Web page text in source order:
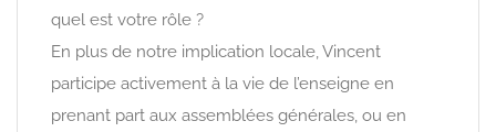
quel est votre rôle ?
En plus de notre implication locale, Vincent
participe activement à la vie de l’enseigne en
prenant part aux assemblées générales, ou en